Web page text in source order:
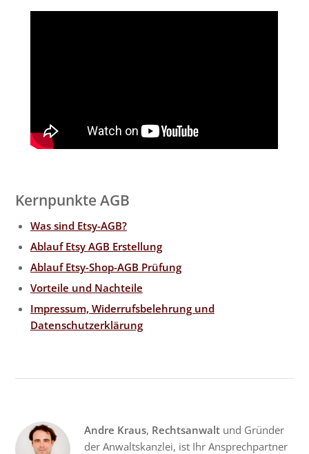
Kernpunkte AGB
Was sind Etsy-AGB?
Ablauf Etsy AGB Erstellung
Ablauf Etsy-Shop-AGB Prüfung
Vorteile und Nachteile
Impressum, Widerrufsbelehrung und
Datenschutzerklärung
Andre Kraus, Rechtsanwalt und Gründer
der Anwaltskanzlei, ist Ihr Ansprechpartner